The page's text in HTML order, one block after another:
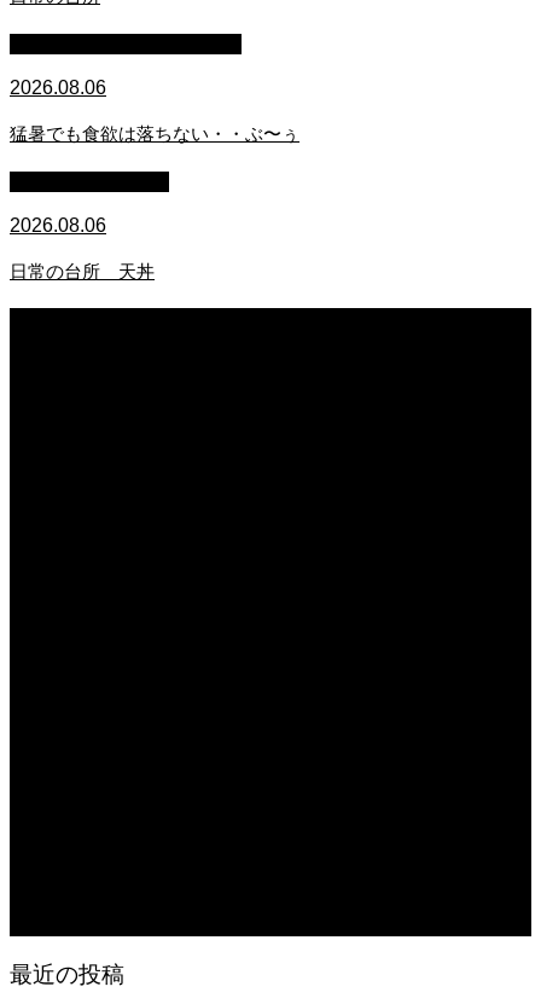
2026.08.06
猛暑でも食欲は落ちない・・ぶ〜ぅ
2026.08.06
日常の台所 天丼
最近の投稿